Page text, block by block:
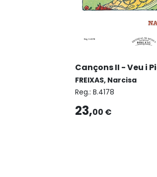
Cançons II - Veu i
FREIXAS, Narcisa
Reg.: B.4178
23,00 €